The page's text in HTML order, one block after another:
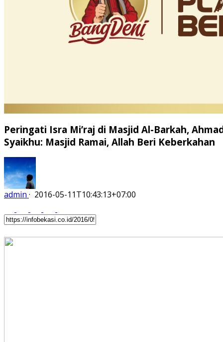
Peringati Isra Mi’raj di Masjid Al-Barkah,
Syaikhu: Masjid Ramai, Allah Beri Keberkahan
admin · 2016-05-11T10:43:13+07:00